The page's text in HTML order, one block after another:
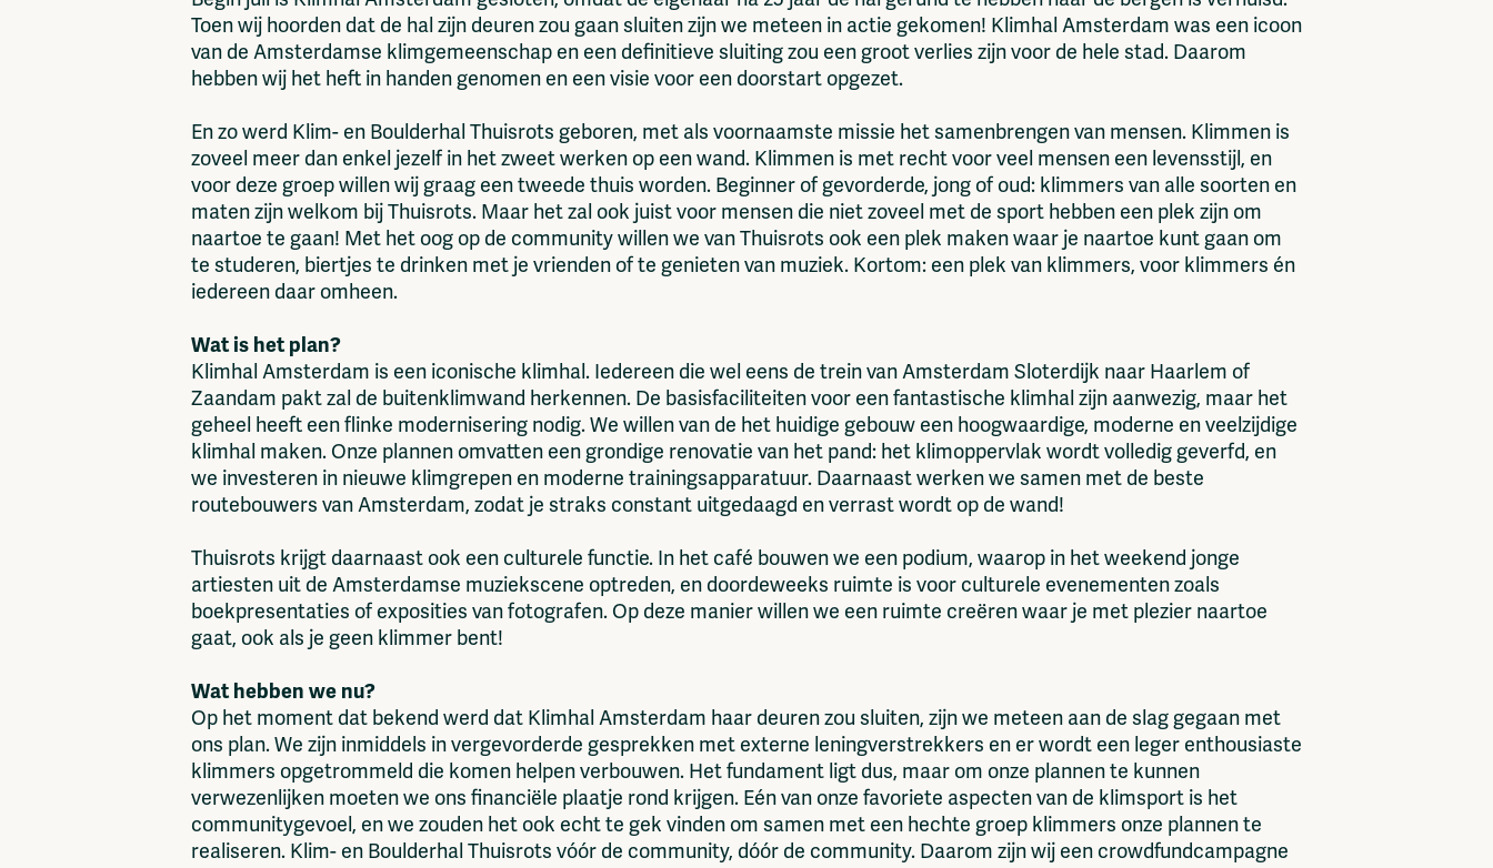
Toen wij hoorden dat de hal zijn deuren zou gaan sluiten zijn we meteen in actie gekomen! Klimhal Amsterdam was een icoon
van de Amsterdamse klimgemeenschap en een definitieve sluiting zou een groot verlies zijn voor de hele stad. Daarom
hebben wij het heft in handen genomen en een visie voor een doorstart opgezet.
En zo werd Klim- en Boulderhal Thuisrots geboren, met als voornaamste missie het samenbrengen van mensen. Klimmen is
zoveel meer dan enkel jezelf in het zweet werken op een wand. Klimmen is met recht voor veel mensen een levensstijl, en
voor deze groep willen wij graag een tweede thuis worden. Beginner of gevorderde, jong of oud: klimmers van alle soorten en
maten zijn welkom bij Thuisrots. Maar het zal ook juist voor mensen die niet zoveel met de sport hebben een plek zijn om
naartoe te gaan! Met het oog op de community willen we van Thuisrots ook een plek maken waar je naartoe kunt gaan om
te studeren, biertjes te drinken met je vrienden of te genieten van muziek. Kortom: een plek van klimmers, voor klimmers én
iedereen daar omheen.
Wat is het plan?
Klimhal Amsterdam is een iconische klimhal. Iedereen die wel eens de trein van Amsterdam Sloterdijk naar Haarlem of
Zaandam pakt zal de buitenklimwand herkennen. De basisfaciliteiten voor een fantastische klimhal zijn aanwezig, maar het
geheel heeft een flinke modernisering nodig. We willen van de het huidige gebouw een hoogwaardige, moderne en veelzijdige
klimhal maken. Onze plannen omvatten een grondige renovatie van het pand: het klimoppervlak wordt volledig geverfd, en
we investeren in nieuwe klimgrepen en moderne trainingsapparatuur. Daarnaast werken we samen met de beste
routebouwers van Amsterdam, zodat je straks constant uitgedaagd en verrast wordt op de wand!
Thuisrots krijgt daarnaast ook een culturele functie. In het café bouwen we een podium, waarop in het weekend jonge
artiesten uit de Amsterdamse muziekscene optreden, en doordeweeks ruimte is voor culturele evenementen zoals
boekpresentaties of exposities van fotografen. Op deze manier willen we een ruimte creëren waar je met plezier naartoe
gaat, ook als je geen klimmer bent!
Wat hebben we nu?
Op het moment dat bekend werd dat Klimhal Amsterdam haar deuren zou sluiten, zijn we meteen aan de slag gegaan met
ons plan. We zijn inmiddels in vergevorderde gesprekken met externe leningverstrekkers en er wordt een leger enthousiaste
klimmers opgetrommeld die komen helpen verbouwen. Het fundament ligt dus, maar om onze plannen te kunnen
verwezenlijken moeten we ons financiële plaatje rond krijgen. Eén van onze favoriete aspecten van de klimsport is het
communitygevoel, en we zouden het ook echt te gek vinden om samen met een hechte groep klimmers onze plannen te
realiseren. Klim- en Boulderhal Thuisrots vóór de community, dóór de community. Daarom zijn wij een crowdfundcampagne